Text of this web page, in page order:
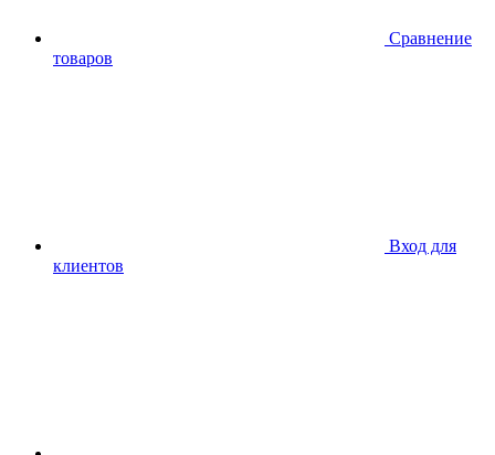
Сравнение
товаров
Вход для
клиентов